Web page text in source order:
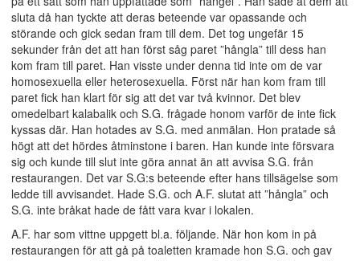
sluta då han tyckte att deras beteende var opassande och
störande och gick sedan fram till dem. Det tog ungefär 15
sekunder från det att han först såg paret ”hångla” till dess han
kom fram till paret. Han visste under denna tid inte om de var
homosexuella eller heterosexuella. Först när han kom fram till
paret fick han klart för sig att det var två kvinnor. Det blev
omedelbart kalabalik och S.G. frågade honom varför de inte fick
kyssas där. Han hotades av S.G. med anmälan. Hon pratade så
högt att det hördes åtminstone i baren. Han kunde inte försvara
sig och kunde till slut inte göra annat än att avvisa S.G. från
restaurangen. Det var S.G:s beteende efter hans tillsägelse som
ledde till avvisandet. Hade S.G. och A.F. slutat att ”hångla” och
S.G. inte bråkat hade de fått vara kvar i lokalen.
A.F. har som vittne uppgett bl.a. följande. När hon kom in på
restaurangen för att gå på toaletten kramade hon S.G. och gav